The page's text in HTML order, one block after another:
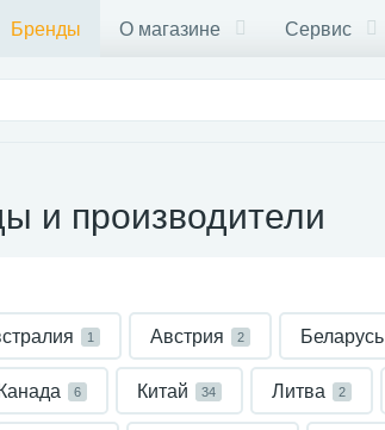
Бренды О магазине Сервис
и производители
1 Австрия 2 Беларусь
Канада 6 Китай 34 Литва 2